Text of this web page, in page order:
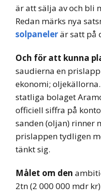
är att sälja av och bli
Redan märks nya
solpanelerär satt på
Och för att kunna
saudierna en
ekonomi;
statliga bolaget
officiell siffra på
sanden (oljan) rinner
prislappen tydligen
tänkt sig.
Målet om den
2tn (2 000 000 mdr